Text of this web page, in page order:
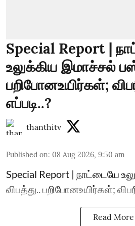
Special Report |
உலுக்கிய இமாச்சல்
பறிபோனஉயிர்கள்;
எப்படி..?
thanthitv
Published on: 08 Aug 2026, 9:50 am
Special Report | நாட்டையே
விபத்து.. பறிபோனஉயிர்கள்;
Read More